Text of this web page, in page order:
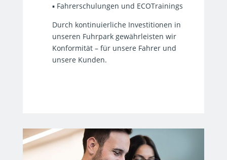
▪ Fahrerschulungen und ECOTrainings
Durch kontinuierliche Investitionen in
unseren Fuhrpark gewährleisten wir
Konformität – für unsere Fahrer und
unsere Kunden.